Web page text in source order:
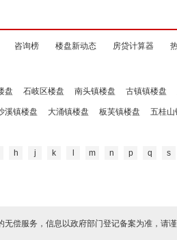
咨询榜 楼盘新动态 房贷计算器
盘 石岐区楼盘 南头镇楼盘 古镇镇楼盘
溪镇楼盘 大涌镇楼盘 板芙镇楼盘 五桂山
h j k m n p q s
偿服务，信息以政府部门登记备案为准，请谨